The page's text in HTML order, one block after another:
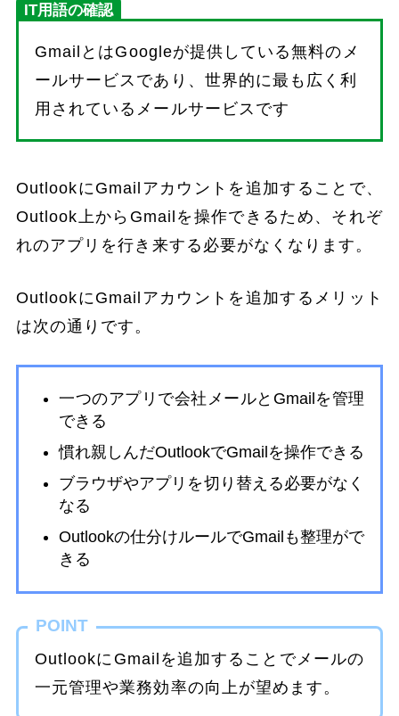
IT用語の確認
GmailとはGoogleが提供している無料のメ
ールサービスであり、世界的に最も広く利
用されているメールサービスです
OutlookにGmailアカウントを追加することで、
Outlook上からGmailを操作できるため、それぞ
れのアプリを行き来する必要がなくなります。
OutlookにGmailアカウントを追加するメリット
は次の通りです。
一つのアプリで会社メールとGmailを管理
できる
慣れ親しんだOutlookでGmailを操作できる
ブラウザやアプリを切り替える必要がなく
なる
Outlookの仕分けルールでGmailも整理がで
きる
POINT
OutlookにGmailを追加することでメールの
一元管理や業務効率の向上が望めます。